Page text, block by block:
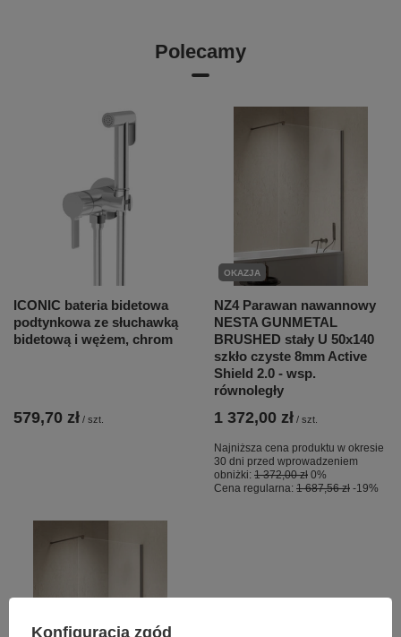
Polecamy
ICONIC bateria bidetowa
podtynkowa ze słuchawką
bidetową i wężem, chrom
579,70 zł / szt.
OKAZJA
NZ4 Parawan nawannowy
NESTA GUNMETAL
BRUSHED stały U 50x140
szkło czyste 8mm Active
Shield 2.0 - wsp.
równoległy
1 372,00 zł / szt.
Najniższa cena produktu w okresie
30 dni przed wprowadzeniem
obniżki: 1 372,00 zł 0%
Cena regularna: 1 687,56 zł -19%
Konfiguracja zgód